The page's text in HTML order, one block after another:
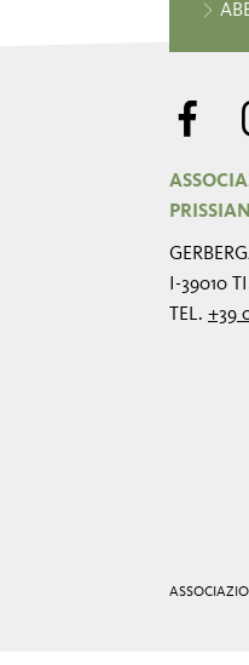
I-39010
TEL. +39